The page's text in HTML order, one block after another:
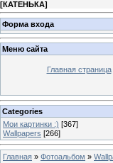
[КАТЕНЬКА]
Форма входа
Меню сайта
Главная страница
Categories
Мои картинки :) [367]
Wallpapers [266]
Главная » Фотоальбом »